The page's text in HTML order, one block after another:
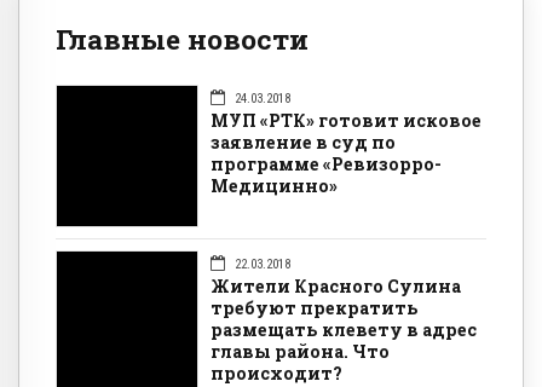
Главные новости
24.03.2018
МУП «РТК» готовит исковое
заявление в суд по
программе «Ревизорро-
Медицинно»
22.03.2018
Жители Красного Сулина
требуют прекратить
размещать клевету в адрес
главы района. Что
происходит?